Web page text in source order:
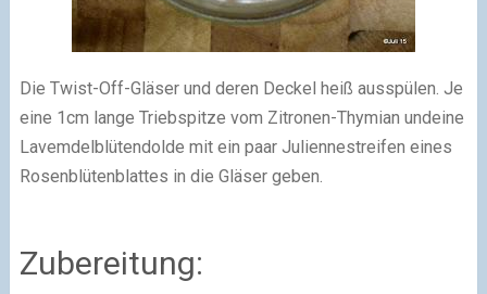
Die Twist-Off-Gläser und deren Deckel heiß ausspülen. Je
eine 1cm lange Triebspitze vom Zitronen-Thymian undeine
Lavemdelblütendolde mit ein paar Juliennestreifen eines
Rosenblütenblattes in die Gläser geben.
Zubereitung: